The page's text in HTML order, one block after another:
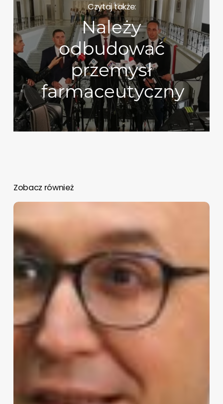
Czytaj także:
Należy
odbudować
przemysł
farmaceutyczny
Zobacz również